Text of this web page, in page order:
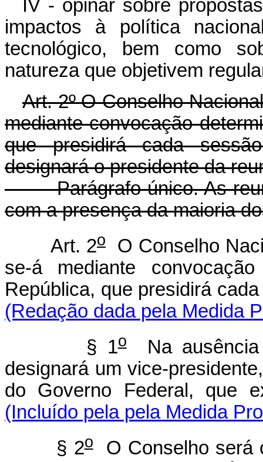
IV - opinar sobre
impactos à política
tecnológico, bem como
natureza que objetivem
Art. 2º O Conselho
mediante convocação
que presidirá cada
designará o presidente da
Parágrafo único. As
com a presença da maioria
Art. 2o
O Conselho
se-á mediante
República, que presidirá
(Redação dada pela Medida
§ 1oNa ausência
designará um vice-
do Governo Federal, que
(Incluído pela pela Medida
§ 2oO Conselho será